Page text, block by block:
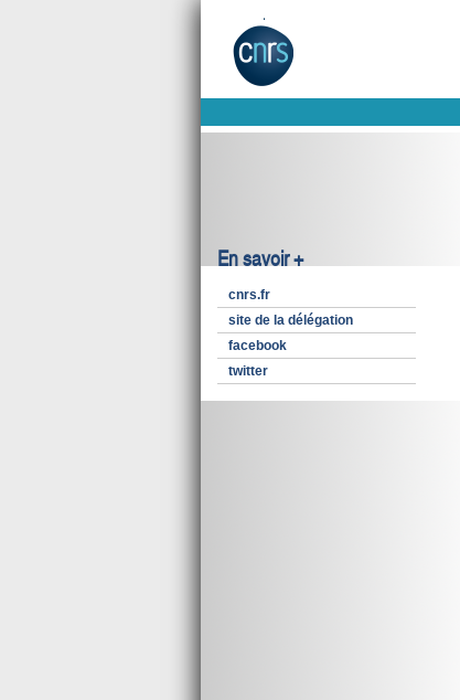
En savoir +
cnrs.fr
site de la délégation
facebook
twitter